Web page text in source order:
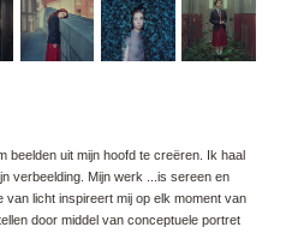
beelden uit mijn hoofd te creëren. Ik haal
verbeelding. Mijn werk ...is sereen en
licht inspireert mij op elk moment van
door middel van conceptuele portret